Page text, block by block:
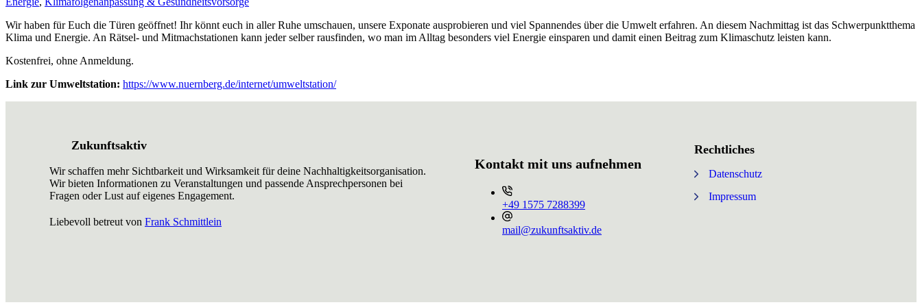
Wir haben für Euch die Türen geöffnet! Ihr könnt euch in aller Ruhe umschauen, unsere Exponate ausprobieren und viel Spannendes über die Umwelt erfahren. An diesem Nachmittag ist das Schwerpunktthema
Klima und Energie. An Rätsel- und Mitmachstationen kann jeder selber rausfinden, wo man im Alltag besonders viel Energie einsparen und damit einen Beitrag zum Klimaschutz leisten kann.
Kostenfrei, ohne Anmeldung.
Link zur Umweltstation: https://www.nuernberg.de/internet/umweltstation/
Zukunftsaktiv
Wir schaffen mehr Sichtbarkeit und Wirksamkeit für deine Nachhaltigkeitsorganisation.
Wir bieten Informationen zu Veranstaltungen und passende Ansprechpersonen bei
Fragen oder Lust auf eigenes Engagement.
Liebevoll betreut von Frank Schmittlein
Kontakt mit uns aufnehmen
+49 ⁨1575 7288399⁩
mail@zukunftsaktiv.de
Rechtliches
Datenschutz
Impressum